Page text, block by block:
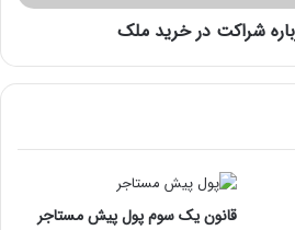
شراکت در خرید ملک
قانون یک سوم پول پیش مستاجر